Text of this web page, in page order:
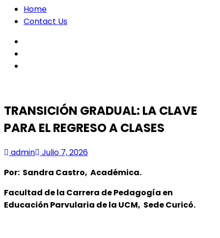
Home
Contact Us
TRANSICIÓN GRADUAL: LA CLAVE
PARA EL REGRESO A CLASES
admin
Julio 7, 2026
Por: Sandra Castro, Académica.
Facultad de la Carrera de Pedagogía en
Educación Parvularia de la UCM, Sede Curicó.